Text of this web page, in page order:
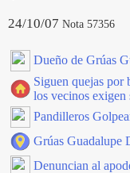
24/10/07 Nota 57356
Dueño de Grúas
Siguen quejas por
los vecinos exigen
Pandilleros
Grúas Guadalupe
Denuncian al